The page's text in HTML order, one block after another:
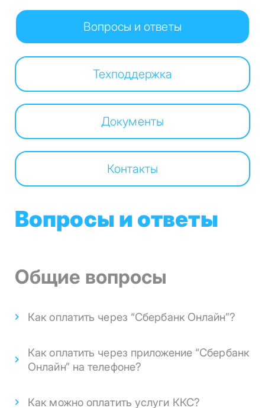
Вопросы и ответы
Техподдержка
Документы
Контакты
Вопросы и ответы
Общие вопросы
Как оплатить через “Сбербанк Онлайн”?
Как оплатить через приложение “Сбербанк
Онлайн” на телефоне?
Как можно оплатить услуги ККС?